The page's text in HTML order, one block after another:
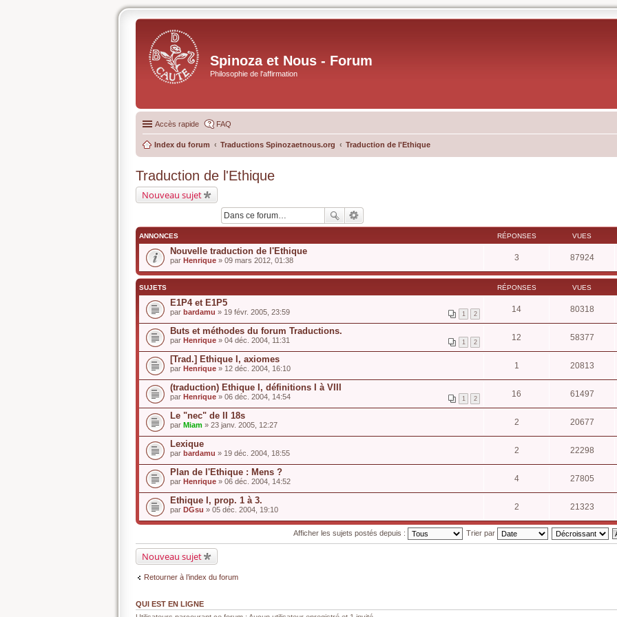
Spinoza et Nous - Forum
Philosophie de l'affirmation
Accès rapide FAQ
Index du forum Traductions Spinozaetnous.org Traduction de l'Ethique
Traduction de l'Ethique
Nouveau sujet
ANNONCES RÉPONSES VUES
Nouvelle traduction de l'Ethique
par Henrique » 09 mars 2012, 01:38 3 87924
SUJETS RÉPONSES VUES
E1P4 et E1P5
1 2
par bardamu » 19 févr. 2005, 23:59 14 80318
Buts et méthodes du forum Traductions.
1 2
par Henrique » 04 déc. 2004, 11:31 12 58377
[Trad.] Ethique I, axiomes
par Henrique » 12 déc. 2004, 16:10 1 20813
(traduction) Ethique I, définitions I à VIII
1 2
par Henrique » 06 déc. 2004, 14:54 16 61497
Le "nec" de II 18s
par Miam » 23 janv. 2005, 12:27 2 20677
Lexique
par bardamu » 19 déc. 2004, 18:55 2 22298
Plan de l'Ethique : Mens ?
par Henrique » 06 déc. 2004, 14:52 4 27805
Ethique I, prop. 1 à 3.
par DGsu » 05 déc. 2004, 19:10 2 21323
Afficher les sujets postés depuis : Trier par
Nouveau sujet
Retourner à l’index du forum
QUI EST EN LIGNE